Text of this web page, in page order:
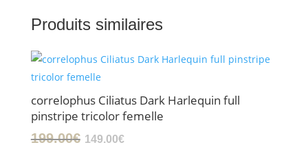
Produits similaires
correlophus Ciliatus Dark Harlequin full
pinstripe tricolor femelle
199.00€ Le
149.00€Le